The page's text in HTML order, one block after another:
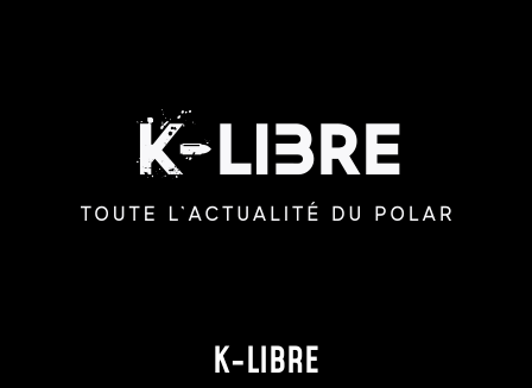
K-LIBRE